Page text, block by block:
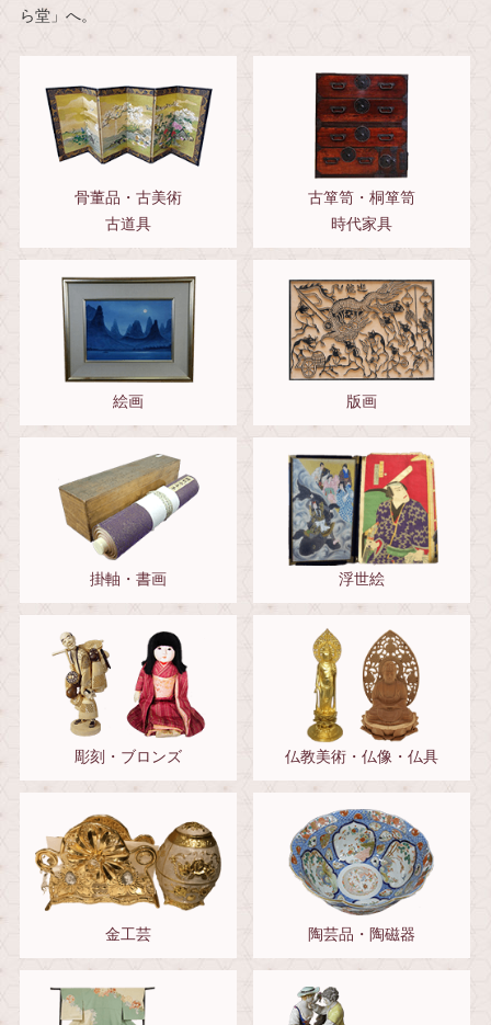
ら堂」へ。
骨董品・古美術
古道具
古箪笥・桐箪笥
時代家具
絵画 版画
掛軸・書画 浮世絵
彫刻・ブロンズ 仏教美術・仏像・仏具
金工芸 陶芸品・陶磁器